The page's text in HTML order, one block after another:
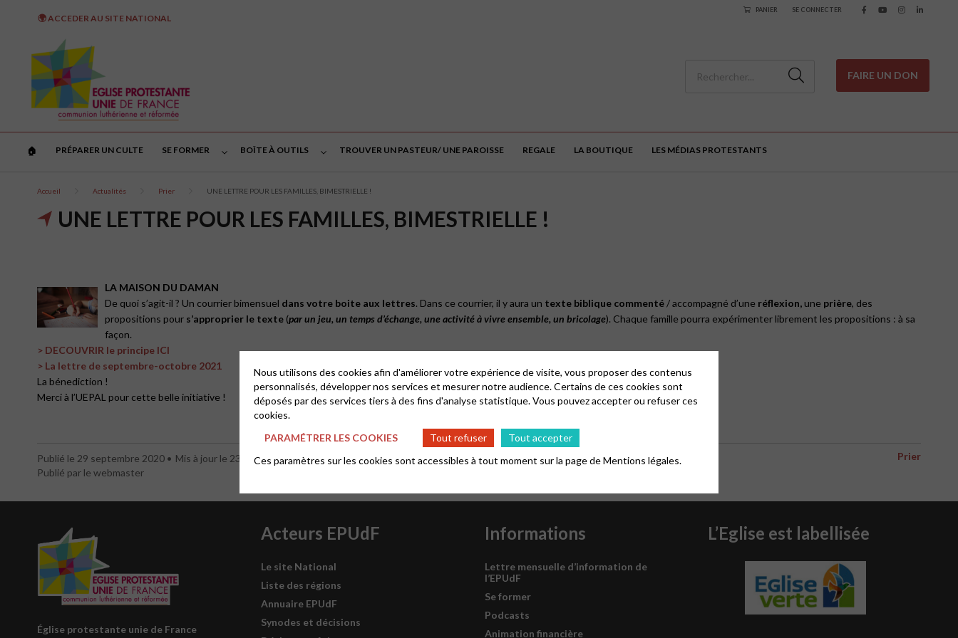
🌍 ACCEDER AU SITE NATIONAL
PANIER SE CONNECTER
FAIRE UN DON
🏠︎ PRÉPARER UN CULTE SE FORMER BOÎTE À OUTILS TROUVER UN PASTEUR/ UNE PAROISSE REGALE LA BOUTIQUE LES MÉDIAS PROTESTANTS
Accueil Actualités Prier UNE LETTRE POUR LES FAMILLES, BIMESTRIELLE !
UNE LETTRE POUR LES FAMILLES, BIMESTRIELLE !
LA MAISON DU DAMAN
De quoi s’agit-il ? Un courrier bimensuel dans votre boite aux lettres. Dans ce courrier, il y aura un texte biblique commenté / accompagné d’une réflexion, une prière, des
propositions pour s’approprier le texte (par un jeu, un temps d’échange, une activité à vivre ensemble, un bricolage). Chaque famille pourra expérimenter librement les propositions : à sa
façon.
> DECOUVRIR le principe ICI
> La lettre de septembre-octobre 2021
La bénediction !
Merci à l’UEPAL pour cette belle initiative !
Publié le 29 septembre 2020
Mis à jour le 23 septembre 2021
Publié par le webmaster
Prier
Église protestante unie de France
Acteurs EPUdF
Le site National
Liste des régions
Annuaire EPUdF
Synodes et décisions
Informations
Lettre mensuelle d’information de
l’EPUdF
Se former
Podcasts
Animation financière
L’Eglise est labellisée
Nous utilisons des cookies afin d'améliorer votre expérience de visite, vous proposer des contenus
personnalisés, développer nos services et mesurer notre audience. Certains de ces cookies sont
déposés par des services tiers à des fins d'analyse statistique. Vous pouvez accepter ou refuser ces
cookies.
PARAMÉTRER LES COOKIES
Tout refuser
Tout accepter
Ces paramètres sur les cookies sont accessibles à tout moment sur la page deMentions légales.